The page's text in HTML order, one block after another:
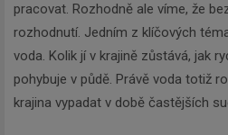
pracovat. Rozhodně ale víme, že
rozhodnutí. Jedním z klíčových
voda. Kolik jí v krajině zůstává, jak
pohybuje v půdě. Právě voda totiž
krajina vypadat v době častějších